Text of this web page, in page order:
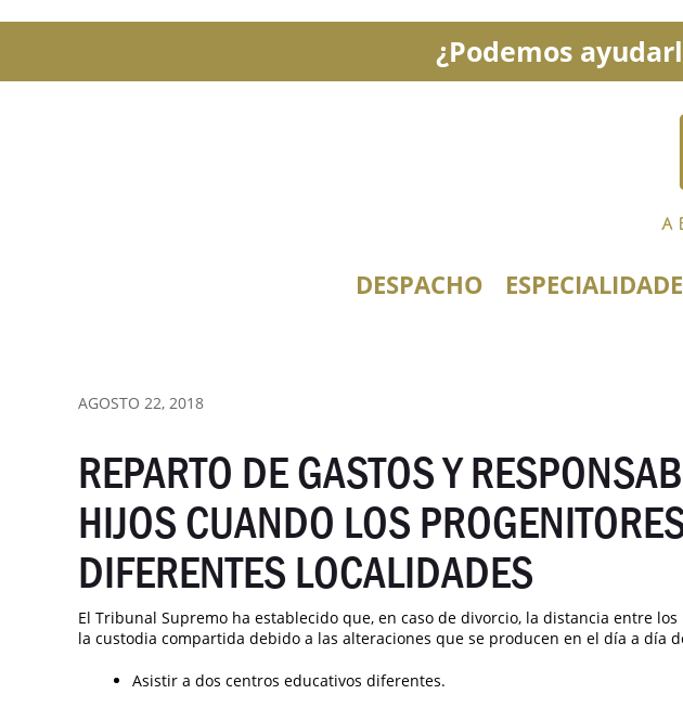
¿Podemos
DESPACHO
AGOSTO 22, 2018
REPARTO DE GASTOS Y
HIJOS CUANDO LOS
DIFERENTES LOCALIDADES
El Tribunal Supremo ha establecido que, en caso de divorcio, la distancia entre
la custodia compartida debido a las alteraciones que se producen en el día a día
Asistir a dos centros educativos diferentes.